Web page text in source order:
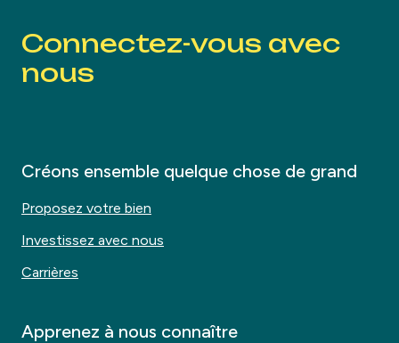
Connectez-vous avec
nous
Créons ensemble quelque chose de grand
Proposez votre bien
Investissez avec nous
Carrières
Apprenez à nous connaître